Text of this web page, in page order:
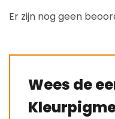
Er zijn nog geen
Wees de